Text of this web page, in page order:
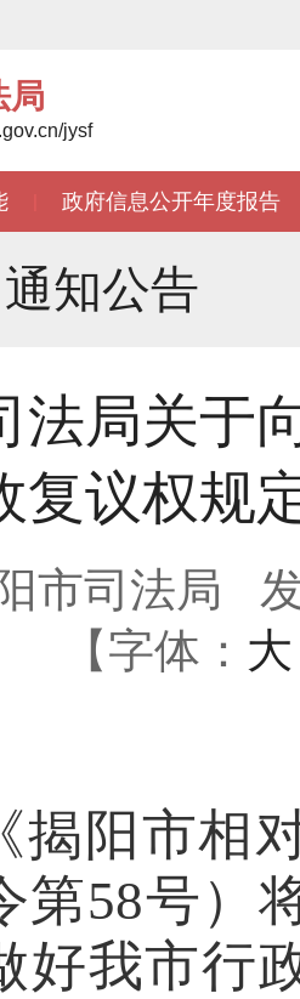
局
jysf
政府信息公开年度报告
通知公告
法局关于
复议权规
市司法局
【字体： 大
《揭阳市相
第58号 ）
好我市行